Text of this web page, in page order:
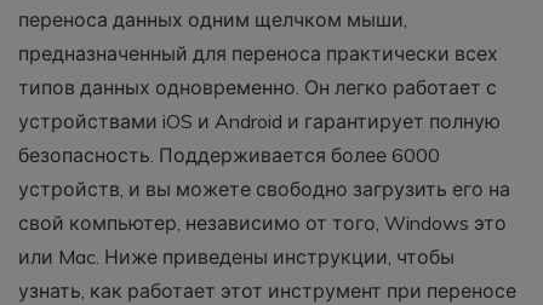
переноса данных одним щелчком мыши,
предназначенный для переноса практически всех
типов данных одновременно. Он легко работает с
устройствами iOS и Android и гарантирует полную
безопасность. Поддерживается более 6000
устройств, и вы можете свободно загрузить его на
свой компьютер, независимо от того, Windows это
или Mac. Ниже приведены инструкции, чтобы
узнать, как работает этот инструмент при переносе